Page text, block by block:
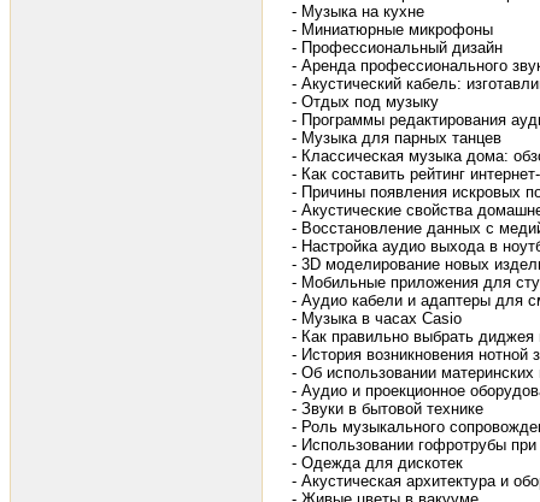
- Музыка на кухне
- Миниатюрные микрофоны
- Профессиональный дизайн
- Аренда профессионального
- Акустический кабель:
- Отдых под музыку
- Программы редактирования
- Музыка для парных танцев
- Классическая музыка дома:
- Как составить рейтинг
- Причины появления искровых
- Акустические свойства
- Восстановление данных с
- Настройка аудио выхода в
- 3D моделирование новых
- Мобильные приложения для
- Аудио кабели и адаптеры для
- Музыка в часах Casio
- Как правильно выбрать диджея
- История возникновения нотной
- Об использовании
- Аудио и проекционное
- Звуки в бытовой технике
- Роль музыкального
- Использовании гофротрубы
- Одежда для дискотек
- Акустическая архитектура и